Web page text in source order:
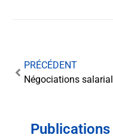
PRÉCÉDENT